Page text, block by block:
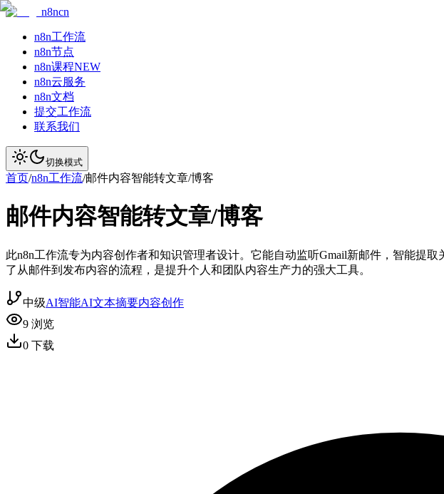
n8ncn
n8n工作流
n8n节点
n8n课程NEW
n8n云服务
n8n文档
提交工作流
联系我们
切换模式
首页/n8n工作流/邮件内容智能转文章/博客
邮件内容智能转文章/博客
此n8n工作流专为内容创作者和知识管理者设计。它能自动监听Gmail新邮件，智能提
了从邮件到发布内容的流程，是提升个人和团队内容生产力的强大工具。
中级AI智能AI文本摘要内容创作
9 浏览
0 下载